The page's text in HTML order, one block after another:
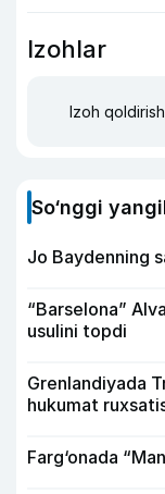
Izohlar
Izoh
So‘nggi
Jo Baydenning
“Barselona”
usulini topdi
Grenlandiyada
hukumat
Farg‘onada